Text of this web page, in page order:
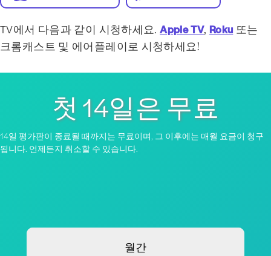
TV에서 다음과 같이 시청하세요.Apple TV, Roku 또는
크롬캐스트 및 에어플레이로 시청하세요!
첫 14일은 무료
14일 평가판이 종료될 때까지는 무료이며, 그 이후에는 매월 요금이 청구
됩니다. 언제든지 취소할 수 있습니다.
월간